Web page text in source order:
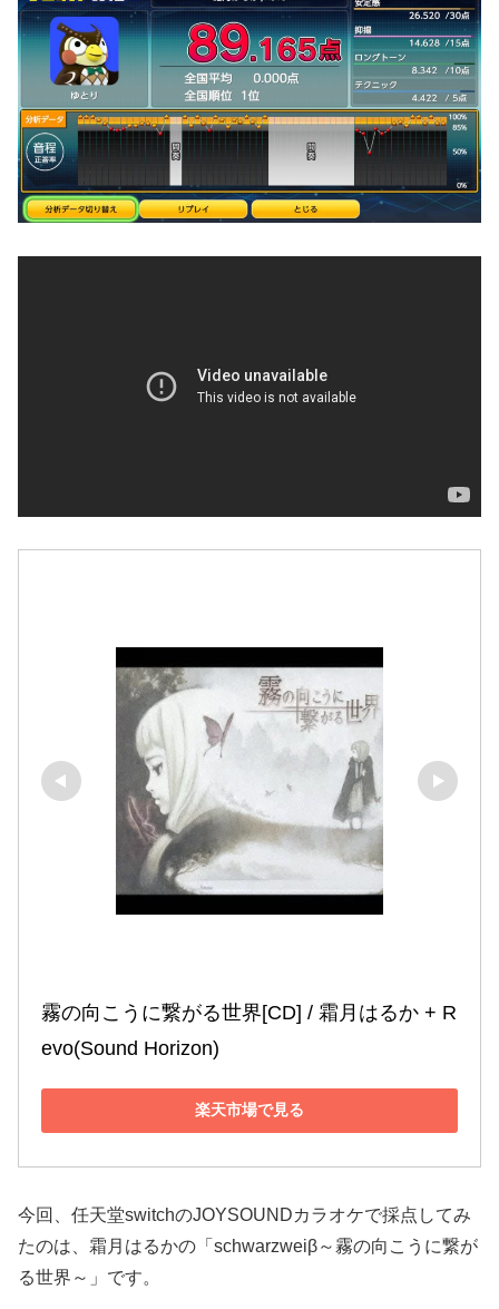
霧の向こうに繋がる世界[CD] / 霜月はるか + R
evo(Sound Horizon)
楽天市場で見る
今回、任天堂switchのJOYSOUNDカラオケで採点してみ
たのは、霜月はるかの「schwarzweiβ～霧の向こうに繋が
る世界～」です。